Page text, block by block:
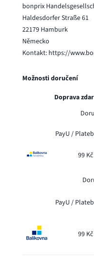
bonprix
Haldesdorfer Straße 61
22179 Hamburk
Německo
Kontakt: https://
Možnosti doručení
Doprava
PayU /
99 Kč
PayU /
99 Kč